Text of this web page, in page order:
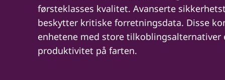
førsteklasses kvalitet. Avanserte
beskytter kritiske forretningsdata. Disse
enhetene med store tilkoblingsalternativer
produktivitet på farten.